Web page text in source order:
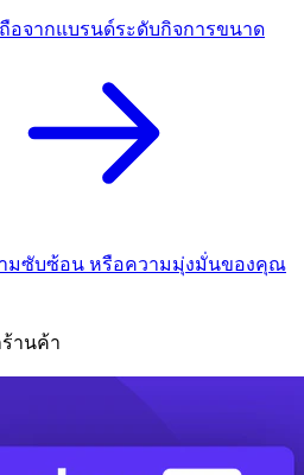
อจากแบรนด์ระดับกิจการขนาด
มซับซ้อน หรือความมุ่งมั่นของคุณ
านค้า